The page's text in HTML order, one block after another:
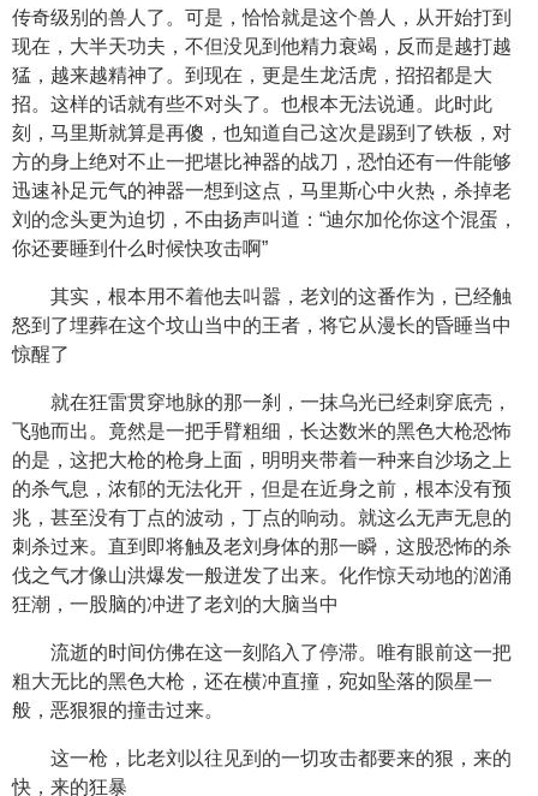
传奇级别的兽人了。可是，恰恰就是这个兽人，从开始打到
现在，大半天功夫，不但没见到他精力衰竭，反而是越打越
猛，越来越精神了。到现在，更是生龙活虎，招招都是大
招。这样的话就有些不对头了。也根本无法说通。此时此
刻，马里斯就算是再傻，也知道自己这次是踢到了铁板，对
方的身上绝对不止一把堪比神器的战刀，恐怕还有一件能够
迅速补足元气的神器一想到这点，马里斯心中火热，杀掉老
刘的念头更为迫切，不由扬声叫道：“迪尔加伦你这个混蛋，
你还要睡到什么时候快攻击啊”
其实，根本用不着他去叫嚣，老刘的这番作为，已经触
怒到了埋葬在这个坟山当中的王者，将它从漫长的昏睡当中
惊醒了
就在狂雷贯穿地脉的那一刹，一抹乌光已经刺穿底壳，
飞驰而出。竟然是一把手臂粗细，长达数米的黑色大枪恐怖
的是，这把大枪的枪身上面，明明夹带着一种来自沙场之上
的杀气息，浓郁的无法化开，但是在近身之前，根本没有预
兆，甚至没有丁点的波动，丁点的响动。就这么无声无息的
刺杀过来。直到即将触及老刘身体的那一瞬，这股恐怖的杀
伐之气才像山洪爆发一般迸发了出来。化作惊天动地的汹涌
狂潮，一股脑的冲进了老刘的大脑当中
流逝的时间仿佛在这一刻陷入了停滞。唯有眼前这一把
粗大无比的黑色大枪，还在横冲直撞，宛如坠落的陨星一
般，恶狠狠的撞击过来。
这一枪，比老刘以往见到的一切攻击都要来的狠，来的
快，来的狂暴